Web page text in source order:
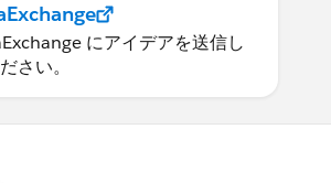
にアイデアを送信し
さい。